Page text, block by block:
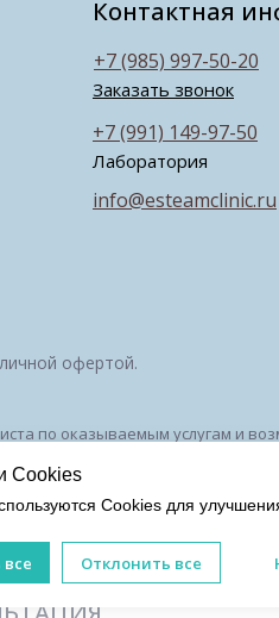
Контактная
Заказать звонок
Лаборатория
info@esteamclinic.ru
+7 (991) 149-97-50
+7 (985) 997-50-20
офертой.
по оказываемым услугам и
от 27.11.2018
Cookies
Cookies для
Отклонить все